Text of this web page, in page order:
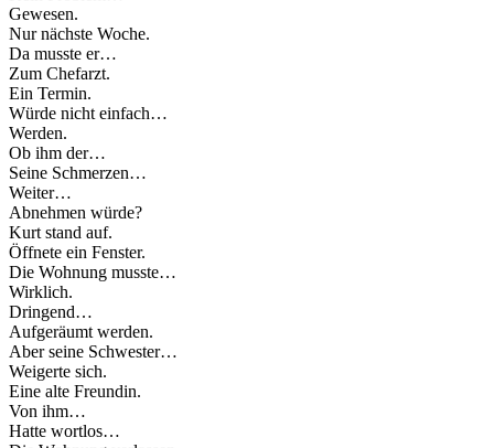
Gewesen.
Nur nächste Woche.
Da musste er…
Zum Chefarzt.
Ein Termin.
Würde nicht einfach…
Werden.
Ob ihm der…
Seine Schmerzen…
Weiter…
Abnehmen würde?
Kurt stand auf.
Öffnete ein Fenster.
Die Wohnung musste…
Wirklich.
Dringend…
Aufgeräumt werden.
Aber seine Schwester…
Weigerte sich.
Eine alte Freundin.
Von ihm…
Hatte wortlos…